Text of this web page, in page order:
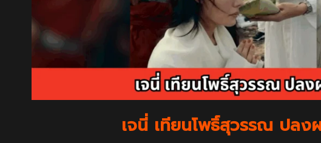
เจนี่ เทียนโพธิ์สุวรรณ ปลง